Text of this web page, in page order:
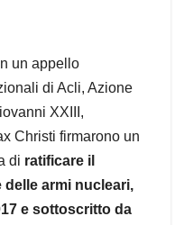
un appello
di Acli, Azione
XXIII,
Christi firmarono un
di ratificare il
armi nucleari,
e sottoscritto da